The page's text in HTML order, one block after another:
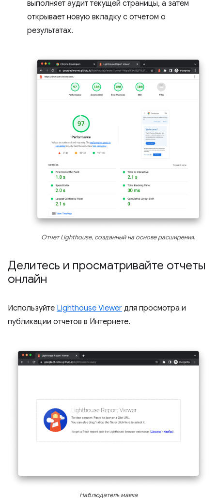
выполняет аудит текущей страницы, а затем
открывает новую вкладку с отчетом о
результатах.
Отчет Lighthouse, созданный на основе расширения.
Делитесь и просматривайте отчеты
онлайн
Используйте Lighthouse Viewer для просмотра и
публикации отчетов в Интернете.
Наблюдатель маяка